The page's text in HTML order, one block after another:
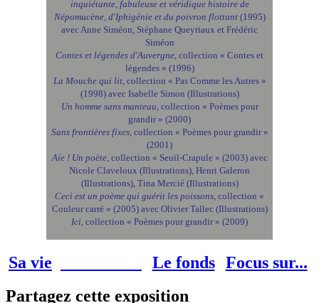
inquiétante, fabuleuse et véridique histoire de
Népomucène, d'Iphigénie et du poivron flottant(1995)
avec Anne Siméon, Stéphane Queyriaux et Frédéric
Siméon
Contes et légendes d'Auvergne , collection « Contes et
légendes » (1996)
La Mouche qui lit, collection « Pas Comme les Autres »
(1998) avec Isabelle Simon (Illustrations)
Un homme sans manteau , collection « Poèmes pour
grandir » (2000)
Sans frontières fixes, collection « Poèmes pour grandir »
(2001)
Aïe ! Un poète, collection « Seuil-Crapule » (2003) avec
Nicole Claveloux (Illustrations), Henri Galeron
(Illustrations), Tina Mercié (Illustrations)
Ceci est un poème qui guérit les poissons , collection «
Couleur carré » (2005) avec Olivier Tallec (Illustrations)
Ici , collection « Poèmes pour grandir » (2009)
Sa vie Le fonds Focus sur...
Partagez cette exposition